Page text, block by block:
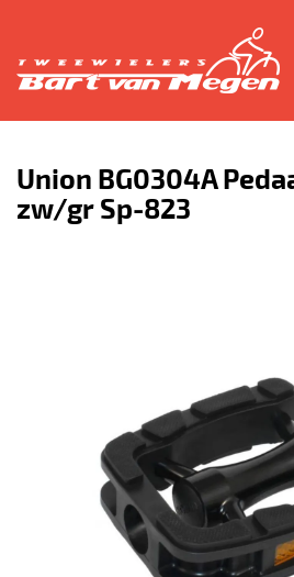
Union BG0304A
zw/gr Sp-823